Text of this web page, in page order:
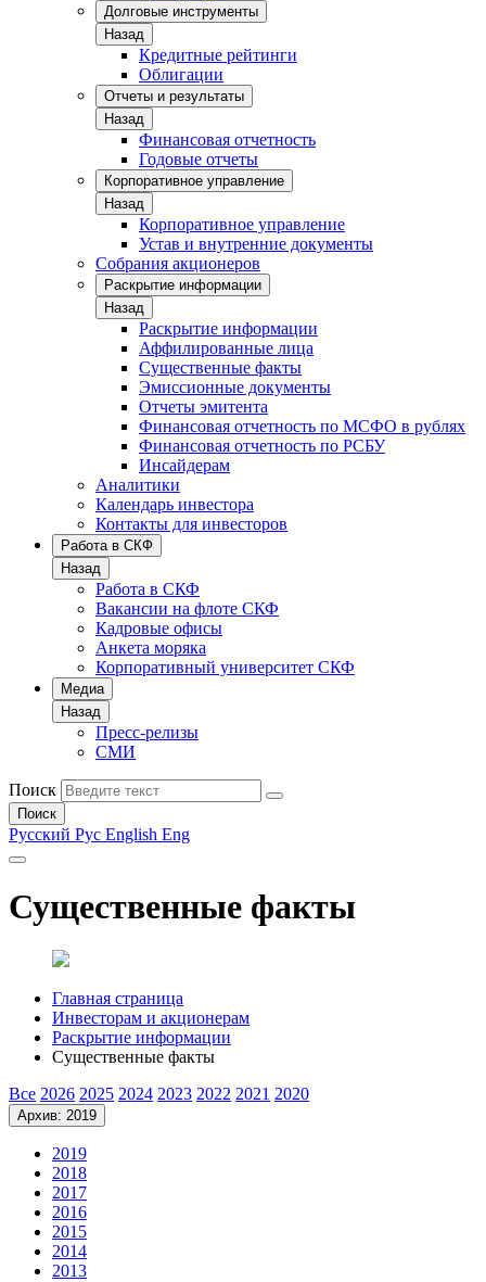
Долговые инструменты
Назад
Кредитные рейтинги
Облигации
Отчеты и результаты
Назад
Финансовая отчетность
Годовые отчеты
Корпоративное управление
Назад
Корпоративное управление
Устав и внутренние документы
Собрания акционеров
Раскрытие информации
Назад
Раскрытие информации
Аффилированные лица
Существенные факты
Эмиссионные документы
Отчеты эмитента
Финансовая отчетность по МСФО в рублях
Финансовая отчетность по РСБУ
Инсайдерам
Аналитики
Календарь инвестора
Контакты для инвесторов
Работа в СКФ
Назад
Работа в СКФ
Вакансии на флоте СКФ
Кадровые офисы
Анкета моряка
Корпоративный университет СКФ
Медиа
Назад
Пресс-релизы
СМИ
Поиск
Поиск
Русский Рус English Eng
Существенные факты
Главная страница
Инвесторам и акционерам
Раскрытие информации
Существенные факты
Все 2026 2025 2024 2023 2022 2021 2020
Архив: 2019
2019
2018
2017
2016
2015
2014
2013